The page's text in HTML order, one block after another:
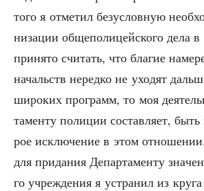
того я отме­тил без­услов­ную
ни­за­ции обще­по­ли­цей­ско­го дела
при­ня­то счи­тать, что бла­гие
начальств неред­ко не ухо­дят
широ­ких про­грамм, то моя
та­мен­ту поли­ции состав­ля­ет,
рое исклю­че­ние в этом
для при­да­ния Депар­та­мен­ту
го учре­жде­ния я устра­нил из